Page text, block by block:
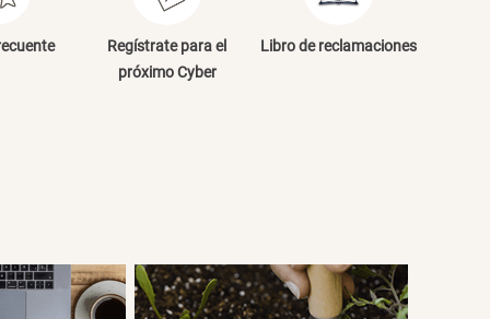
Regístrate para el
próximo Cyber
Libro de reclamaciones